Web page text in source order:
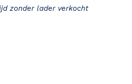
zonder lader verkocht